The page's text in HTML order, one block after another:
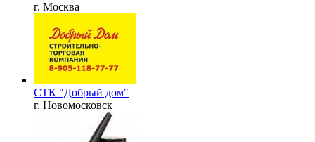
г. Москва
СТК "Добрый дом"
г. Новомосковск